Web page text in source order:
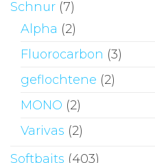
Schnur (7)
Alpha (2)
Fluorocarbon (3)
geflochtene (2)
MONO (2)
Varivas (2)
Softbaits (403)